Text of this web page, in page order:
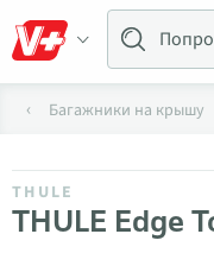
Багажники на крышу
THULE
THULE Edge